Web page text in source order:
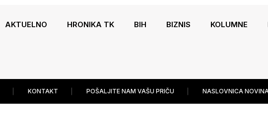
AKTUELNO HRONIKA TK BIH BIZNIS KOLUMNE
KONTAKT POŠALJITE NAM VAŠU PRIČU NASLOVNICA